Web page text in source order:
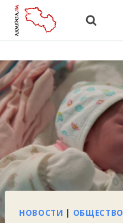
Перейти
НОВОСТИ ОБЩЕСТВО